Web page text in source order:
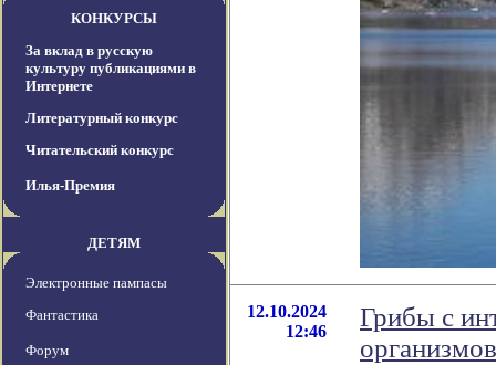
КОНКУРСЫ
За вклад в русскую
культуру публикациями в
Интернете
Литературный конкурс
Читательский конкурс
Илья-Премия
ДЕТЯМ
Электронные пампасы
Фантастика
Форум
12.10.2024
12:46
Грибы с